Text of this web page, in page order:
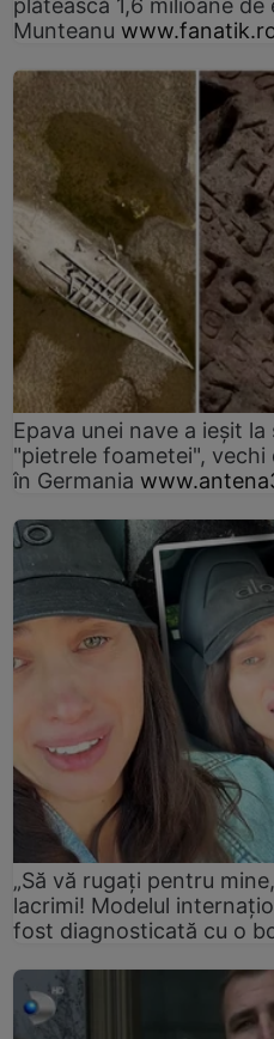
plătească 1,6 milioane
Munteanu
Epava unei nave a ieșit
"pietrele foametei", vechi
în Germania
„Să vă rugați pentru
lacrimi! Modelul
fost diagnosticată cu o